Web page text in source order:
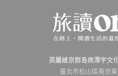
英屬維京群島商澤宇文
臺北市松山區南京